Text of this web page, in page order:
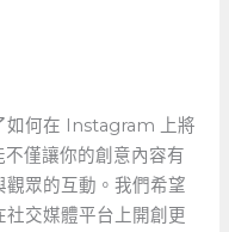
如何在 Instagram ‍上將
僅讓你的創意內容有
眾的互動。我們希望
交媒體平台上開創更